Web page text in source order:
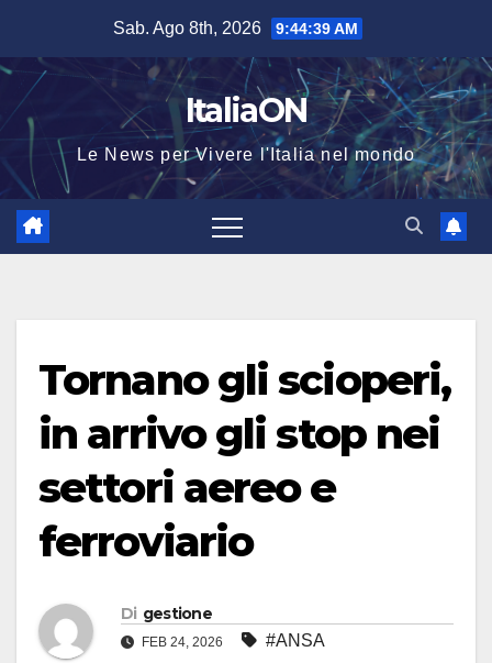
contenuto
Sab. Ago 8th, 2026 9:44:39 AM
ItaliaON
Le News per Vivere l'Italia nel mondo
Tornano gli scioperi,
in arrivo gli stop nei
settori aereo e
ferroviario
Di gestione
FEB 24, 2026 #ANSA